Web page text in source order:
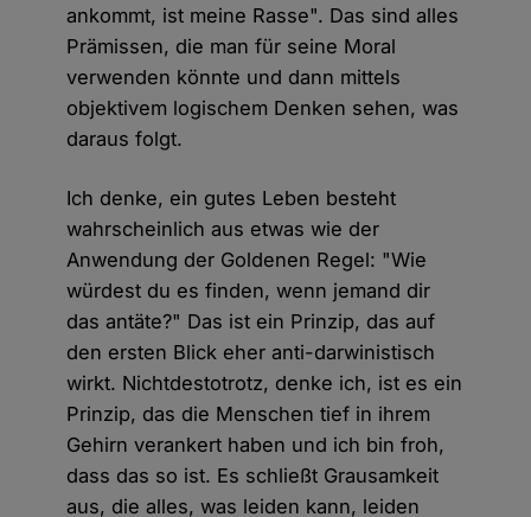
ankommt, ist meine Rasse". Das sind alles
Prämissen, die man für seine Moral
verwenden könnte und dann mittels
objektivem logischem Denken sehen, was
daraus folgt.
Ich denke, ein gutes Leben besteht
wahrscheinlich aus etwas wie der
Anwendung der Goldenen Regel: "Wie
würdest du es finden, wenn jemand dir
das antäte?" Das ist ein Prinzip, das auf
den ersten Blick eher anti-darwinistisch
wirkt. Nichtdestotrotz, denke ich, ist es ein
Prinzip, das die Menschen tief in ihrem
Gehirn verankert haben und ich bin froh,
dass das so ist. Es schließt Grausamkeit
aus, die alles, was leiden kann, leiden